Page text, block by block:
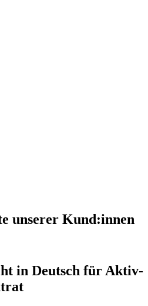
unserer Kund:innen
in Deutsch für Aktiv-